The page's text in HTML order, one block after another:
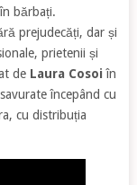
bărbați.
prejudecăți, dar și
prietenii și
de Laura Cosoi în
începând cu
cu distribuția